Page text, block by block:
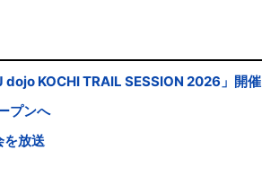
KOCHI TRAIL SESSION 2026」開催
プンへ
を放送